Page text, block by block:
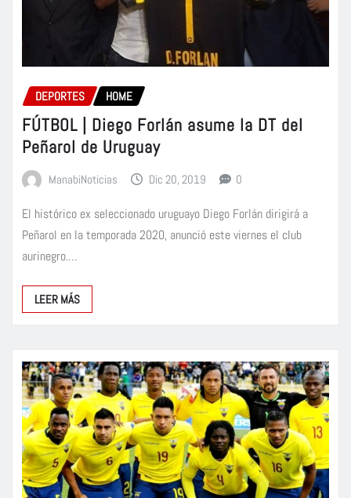
DEPORTES HOME
FÚTBOL | Diego Forlán asume la DT del
Peñarol de Uruguay
ManabiNoticias Dic 20, 2019 0
El histórico ex seleccionado uruguayo Diego Forlán dirigirá a
Peñarol en la temporada 2020, anunció este viernes el club
aurinegro.…
LEER MÁS